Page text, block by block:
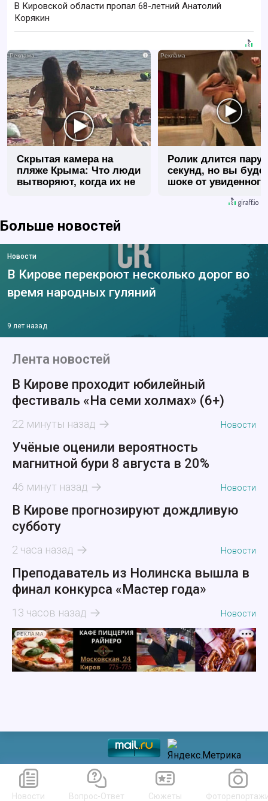
В Кировской области пропал 68-летний Анатолий
Корякин
i
Скрытая камера на
пляже Крыма: Что люди
вытворяют, когда их не
Ролик длится пару
секунд, но вы
шоке от увиденного
Больше новостей
Новости
В Кирове перекроют несколько дорог во
время народных гуляний
9 лет назад
Лента новостей
В Кирове проходит юбилейный
фестиваль «На семи холмах» (6+)
22 минуты назад Новости
Учёные оценили вероятность
магнитной бури 8 августа в 20%
46 минут назад Новости
В Кирове прогнозируют дождливую
субботу
2 часа назад Новости
Преподаватель из Нолинска вышла в
финал конкурса «Мастер года»
13 часов назад Новости
РЕКЛАМА
Новости Вопрос-Ответ Сюжеты